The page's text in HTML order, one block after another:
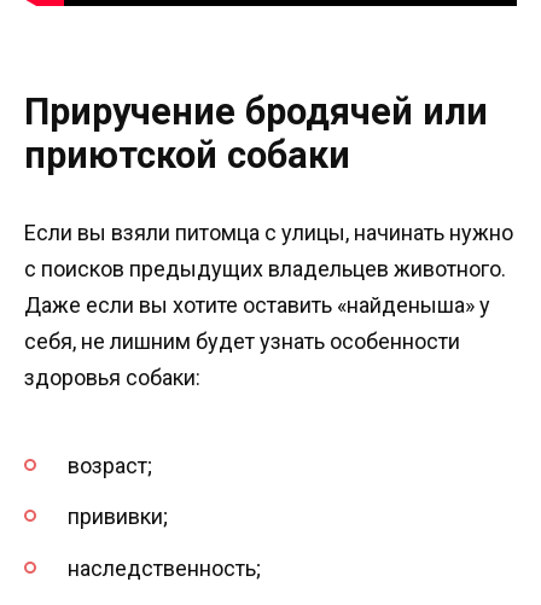
Приручение бродячей или
приютской собаки
Если вы взяли питомца с улицы, начинать нужно
с поисков предыдущих владельцев животного.
Даже если вы хотите оставить «найденыша» у
себя, не лишним будет узнать особенности
здоровья собаки:
возраст;
прививки;
наследственность;